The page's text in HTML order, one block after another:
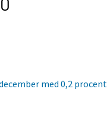
med 0,2 procent